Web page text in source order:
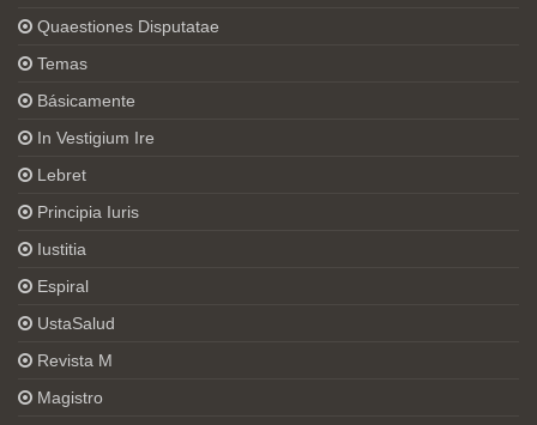
Quaestiones Disputatae
Temas
Básicamente
In Vestigium Ire
Lebret
Principia Iuris
Iustitia
Espiral
UstaSalud
Revista M
Magistro